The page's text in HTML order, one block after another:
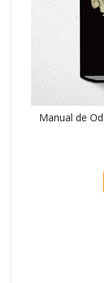
Manual de